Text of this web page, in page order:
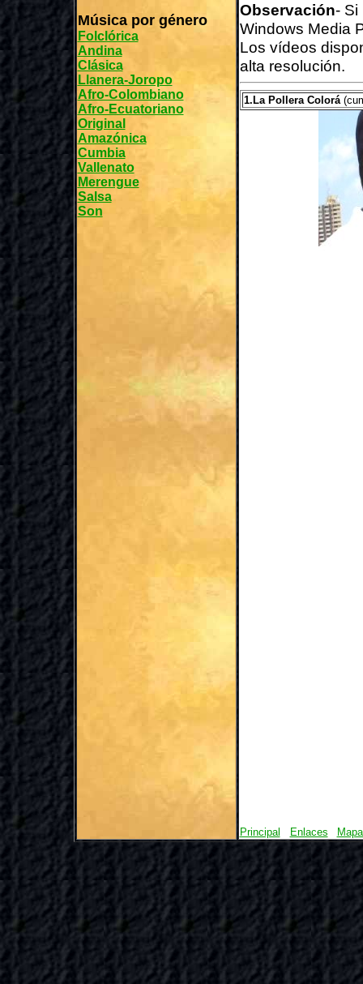
Música por género
Folclórica
Andina
Clásica
Llanera-Joropo
Afro-Colombiano
Afro-Ecuatoriano
Original
Amazónica
Cumbia
Vallenato
Merengue
Salsa
Son
Observación- Si
Windows Media
Los vídeos
alta resolución.
1.La Pollera Colorá
Principal Enlaces